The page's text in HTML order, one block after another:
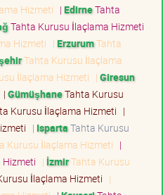
Hizmeti | EdirneTahta
Tahta Kurusu İlaçlama Hizmeti
Hizmeti | ErzurumTahta
Tahta Kurusu İlaçlama
İlaçlama Hizmeti | Giresun
| GümüşhaneTahta Kurusu
Kurusu İlaçlama Hizmeti |
| IspartaTahta Kurusu
Kurusu İlaçlama Hizmeti |
| İzmirTahta Kurusu
İlaçlama Hizmeti |